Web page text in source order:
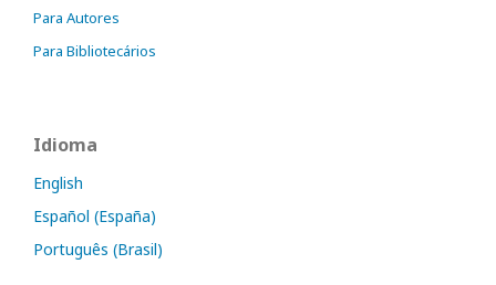
Para Autores
Para Bibliotecários
Idioma
English
Español (España)
Português (Brasil)